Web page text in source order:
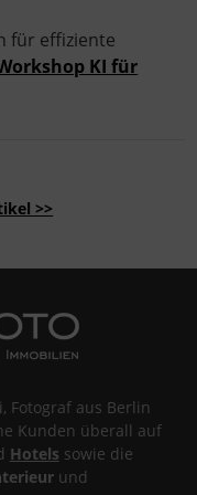
für effiziente
KI für
>>
Fotograf aus Berlin
Kunden überall auf
Hotels sowie die
und